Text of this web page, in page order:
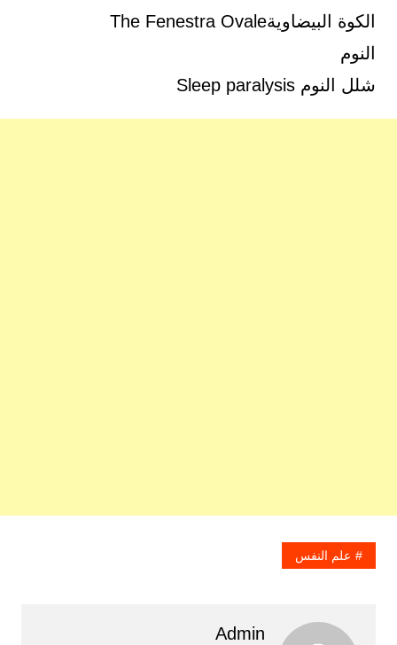
الكوة البيضاويةThe Fenestra Ovale
النوم
شلل النوم Sleep paralysis
علم النفس
Admin